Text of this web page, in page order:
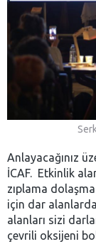
Anlayacağınız
İCAF. Etkinlik
zıplama
için dar
alanları sizi
çevrili oksijeni